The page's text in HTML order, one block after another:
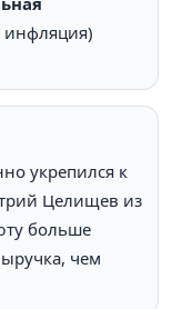
инфляция)
укрепился к
Целищев из
больше
чем